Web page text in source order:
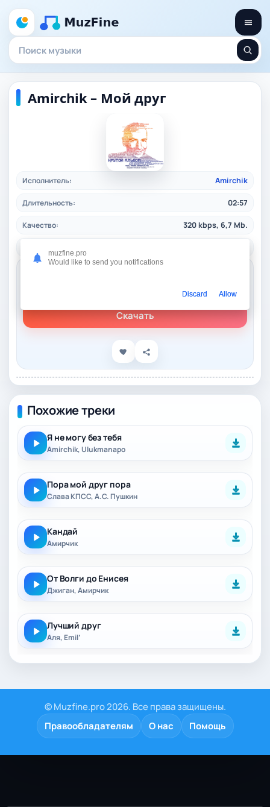
Amirchik – Мой друг
Исполнитель: Amirchik
Длительность: 02:57
Качество: 320 kbps, 6,7 Mb.
Скачать
Похожие треки
Я не могу без тебя
Amirchik, Ulukmanapo
Пора мой друг пора
Слава КПСС, А.С. Пушкин
Кандай
Амирчик
От Волги до Енисея
Джиган, Амирчик
Лучший друг
Аля, Emil’
© Muzfine.pro 2026. Все права защищены.
Правообладателям
О нас Помощь
muzfine.pro
Would like to send you notifications
Discard Allow